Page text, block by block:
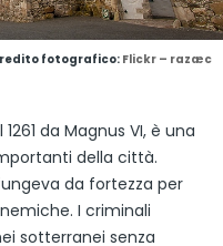
fotografico: Flickr – razæc
da Magnus VI, è una
della città.
da fortezza per
I criminali
sotterranei senza